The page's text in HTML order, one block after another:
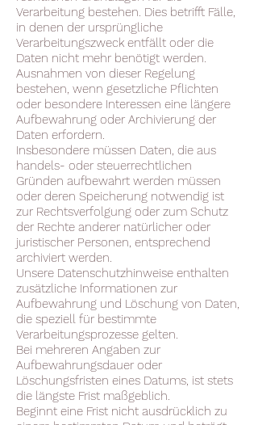
Verarbeitung bestehen. Dies betrifft Fälle,
in denen der ursprüngliche
Verarbeitungszweck entfällt oder die
Daten nicht mehr benötigt werden.
Ausnahmen von dieser Regelung
bestehen, wenn gesetzliche Pflichten
oder besondere Interessen eine längere
Aufbewahrung oder Archivierung der
Daten erfordern.
Insbesondere müssen Daten, die aus
handels- oder steuerrechtlichen
Gründen aufbewahrt werden müssen
oder deren Speicherung notwendig ist
zur Rechtsverfolgung oder zum Schutz
der Rechte anderer natürlicher oder
juristischer Personen, entsprechend
archiviert werden.
Unsere Datenschutzhinweise enthalten
zusätzliche Informationen zur
Aufbewahrung und Löschung von Daten,
die speziell für bestimmte
Verarbeitungsprozesse gelten.
Bei mehreren Angaben zur
Aufbewahrungsdauer oder
Löschungsfristen eines Datums, ist stets
die längste Frist maßgeblich.
Beginnt eine Frist nicht ausdrücklich zu